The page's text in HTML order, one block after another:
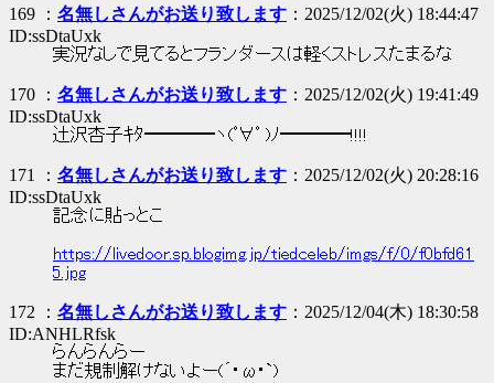
169 ： 名無しさんがお送り致します ：2025/12/02(火) 18:44:47
ID:ssDtaUxk
実況なしで見てるとフランダースは軽くストレスたまるな
170 ： 名無しさんがお送り致します ：2025/12/02(火) 19:41:49
ID:ssDtaUxk
辻沢杏子ｷﾀ━━━━ヽ(ﾟ∀ﾟ )ﾉ━━━━!!!!
171 ： 名無しさんがお送り致します ：2025/12/02(火) 20:28:16
ID:ssDtaUxk
記念に貼っとこ
https://livedoor.sp.blogimg.jp/tiedceleb/imgs/f/0/f0bfd61
5.jpg
172 ： 名無しさんがお送り致します ：2025/12/04(木) 18:30:58
ID:ANHLRfsk
らんらんらー
まだ規制解けないよー(´･ω･`)